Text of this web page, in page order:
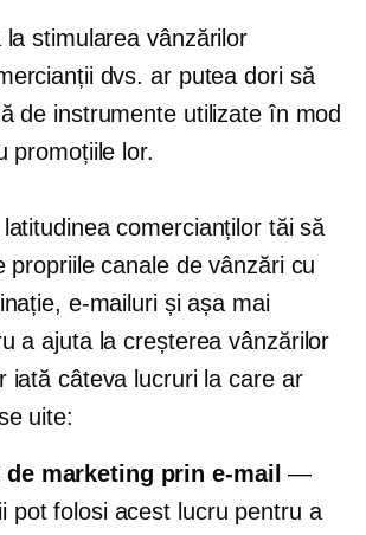
stimularea vânzărilor
dvs. ar putea dori să
de instrumente utilizate în mod
promoțiile lor.
comercianților tăi să
propriile canale de vânzări cu
e-mailuri și așa mai
a ajuta la creșterea vânzărilor
iată câteva lucruri la care ar
uite:
marketing prin e-mail —
pot folosi acest lucru pentru a